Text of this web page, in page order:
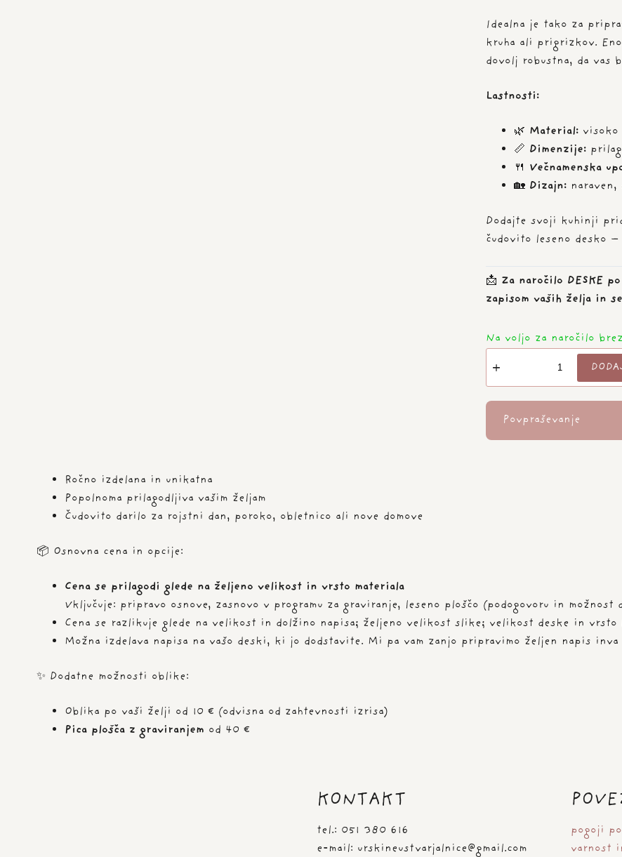
Idealna je tako za
kruha ali prigrizkov.
dovolj robustna, da vas
Lastnosti:
🌿 Material:
📏 Dimenzije:
🍴 Večnamenska
🏡 Dizajn:
Dodajte svoji kuhinji
čudovito leseno desko
📩 Za naročilo DESKE
zapisom vaših želja in
Na voljo za naročilo
deska-
Jejte,
jejste!
Bomo
še
Povpraševanje
Ročno izdelana in unikatna
Popolnoma prilagodljiva vašim željam
Čudovito darilo za rojstni dan, poroko, obletnico ali nove domove
📦 Osnovna cena in opcije:
Cena se prilagodi glede na željeno velikost in vrsto materiala
Vključuje: pripravo osnove, zasnovo v programu za graviranje, leseno ploščo (podogovoru in možnost
Cena se razlikuje glede na velikost in dolžino napisa; željeno velikost slike; velikost deske in vrsto
Možna izdelava napisa na vašo deski, ki jo dodstavite. Mi pa vam zanjo pripravimo željen napis inva
✨ Dodatne možnosti oblike:
Oblika po vaši želji od 10 € (odvisna od zahtevnosti izrisa)
Pica plošča z graviranjem od 40 €
KONTAKT
tel.: 051 380 616
e-mail: urskineustvarjalnice@gmail.com
pogoji
varnost